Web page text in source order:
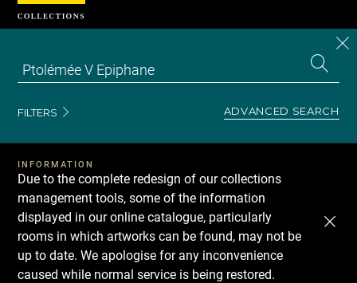
FILTERS ADVANCED SEARCH
INFORMATION
Due to the complete redesign of our collections
management tools, some of the information
displayed in our online catalogue, particularly
rooms in which artworks can be found, may not be
up to date. We apologise for any inconvenience
caused while normal service is being restored.
Cookies management panel